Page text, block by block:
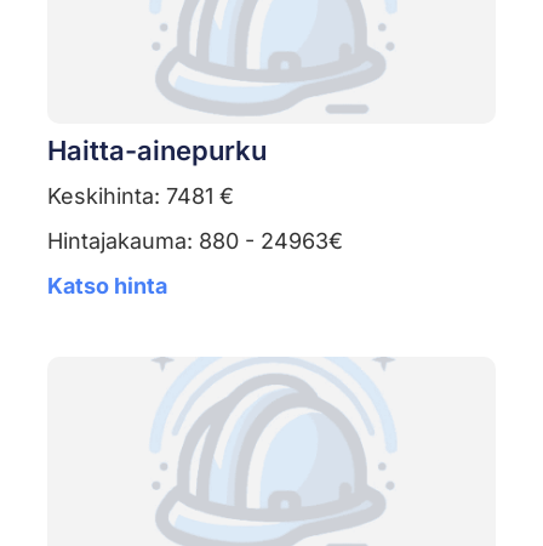
Haitta-ainepurku
Keskihinta: 7481 €
Hintajakauma: 880 - 24963€
Katso hinta